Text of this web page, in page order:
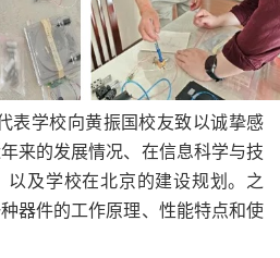
表学校向黄振国校友致以诚挚感
来的发展情况、在信息科学与技
以及学校在北京的建设规划。之
器件的工作原理、性能特点和使